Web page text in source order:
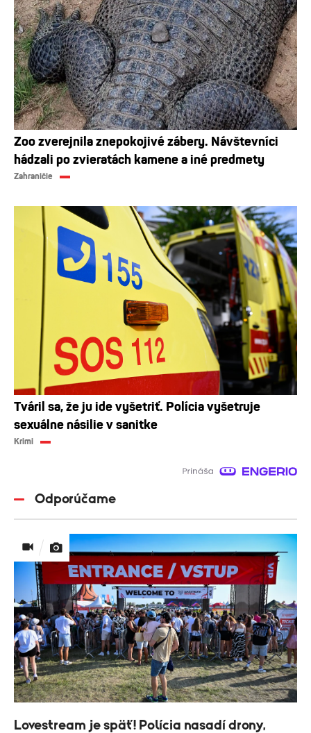
Zoo zverejnila znepokojivé zábery. Návštevníci
hádzali po zvieratách kamene a iné predmety
Zahraničie
Tváril sa, že ju ide vyšetriť. Polícia vyšetruje
sexuálne násilie v sanitke
Krimi
Odporúčame
Lovestream je späť! Polícia nasadí drony,